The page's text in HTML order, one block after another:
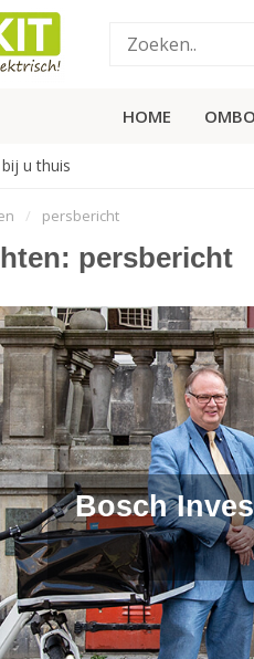
HOME
u thuis
/ persbericht
persbericht
Bosch